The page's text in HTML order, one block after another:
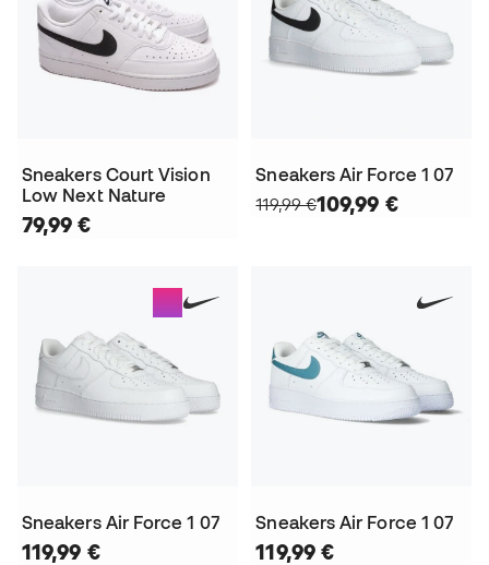
Sneakers Court Vision
Low Next Nature
79,99 €
Sneakers Air Force 1 07
119,99 €109,99 €
Sneakers Air Force 1 07
119,99 €
Sneakers Air Force 1 07
119,99 €